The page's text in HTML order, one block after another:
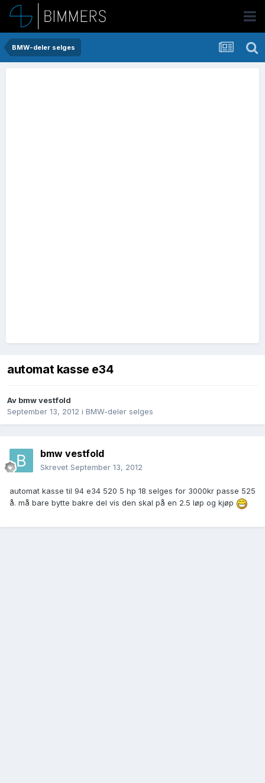
BMW-deler selges
automat kasse e34
Av bmw vestfold
September 13, 2012 i BMW-deler selges
bmw vestfold
Skrevet September 13, 2012
automat kasse til 94 e34 520 5 hp 18 selges for 3000kr passe 525
å. må bare bytte bakre del vis den skal på en 2.5 løp og kjøp